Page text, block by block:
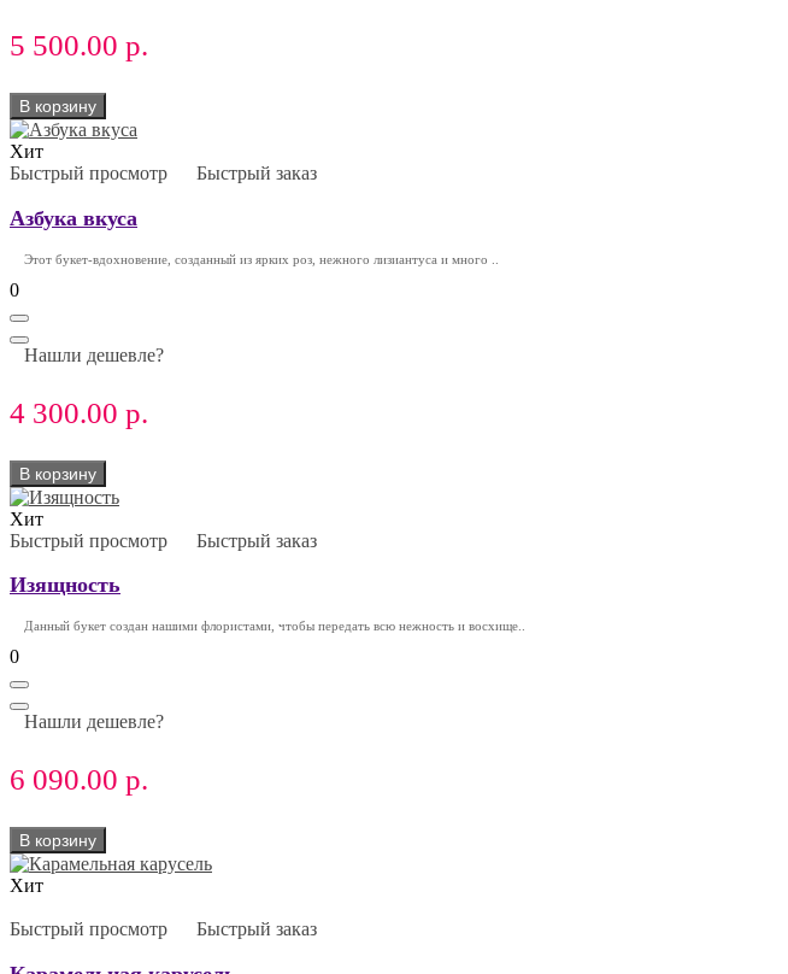
5 500.00 р.
В корзину
Хит
Быстрый просмотр
Быстрый заказ
Азбука вкуса
Этот букет-вдохновение, созданный из ярких роз, нежного лизиантуса и много ..
0
Нашли дешевле?
4 300.00 р.
В корзину
Хит
Быстрый просмотр
Быстрый заказ
Изящность
Данный букет создан нашими флористами, чтобы передать всю нежность и восхище..
0
Нашли дешевле?
6 090.00 р.
В корзину
Хит
Быстрый просмотр Быстрый заказ